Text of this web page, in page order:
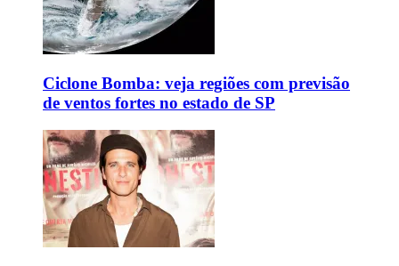
Ciclone Bomba: veja regiões com previsão
de ventos fortes no estado de SP